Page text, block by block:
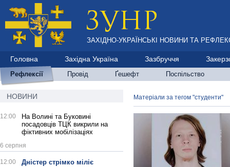
ЗАХІДНО-УКРАЇНСЬКІ НОВИНИ ТА
Головна Західна Україна Зазбруччя
Рефлексії Провід Ґешефт Поспільство
НОВИНИ
12:00
На Волині та Буковині
посадовців ТЦК викрили на
фіктивних мобілізаціях
6 серпня
12:00 Дністер стрімко міліє
Матеріали за тегом "студенти"